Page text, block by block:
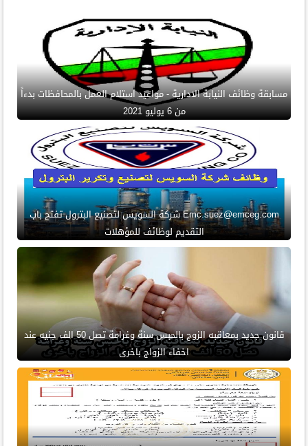
مسابقة وظائف النيابة الادارية - مواعيد استلام العمل بالمحافظات بدءاً
من 6 يوليو 2021
Emc.suez@emceg.com شركة السويس لتصنيع البترول تفتح باب
التقديم لوظائف للمؤهلات
قانون جديد بمعاقبه الزوج بالحبس سنة وغرامة تصل 50 الف جنيه عند
اخفاء الزواج باخرى